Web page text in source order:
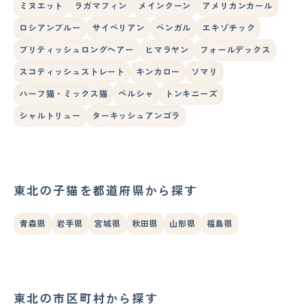
ミヌエット ラガマフィン メインクーン アメリカンカール
ロシアンブルー サイベリアン ベンガル エキゾチック
ブリティッシュロングヘアー ヒマラヤン フォールデックス
スコティッシュストレート キンカロー ソマリ
ハーフ猫・ミックス猫 ペルシャ トンキニーズ
シャルトリュー ターキッシュアンゴラ
東北の子猫を都道府県から探す
青森県 岩手県 宮城県 秋田県 山形県 福島県
東北の市区町村から探す